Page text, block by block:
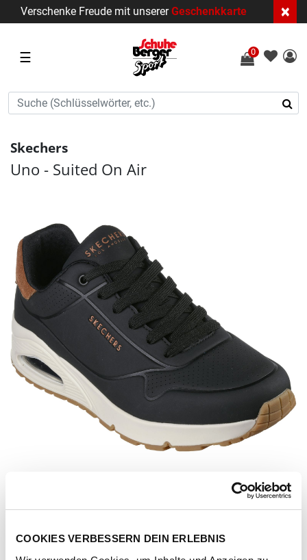
COOKIES VERBESSERN DEIN ERLEBNIS
Verschenke Freude mit unsererGeschenkkarte ×
☰ 0
Skechers
Uno - Suited On Air